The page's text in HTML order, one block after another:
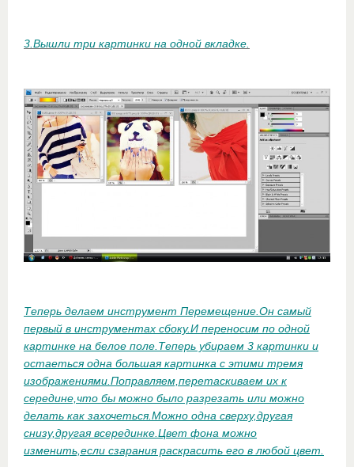
3.Вышли три картинки на одной вкладке.
Теперь делаем инструмент Перемещение.Он самый
первый в инструментах сбоку.И переносим по одной
картинке на белое поле.Теперь убираем 3 картинки и
остаеться одна большая картинка с этими тремя
изображениями.Поправляем,перетаскиваем их к
середине,что бы можно было разрезать или можно
делать как захочеться.Можно одна сверху,другая
снизу,другая всерединке.Цвет фона можно
изменить,если сзарания раскрасить его в любой цвет.